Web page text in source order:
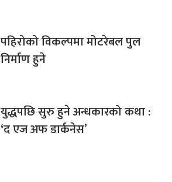
पहिरोको विकल्पमा मोटरेबल पुल
निर्माण हुने
युद्धपछि सुरु हुने अन्धकारको कथा :
‘द एज अफ डार्कनेस’